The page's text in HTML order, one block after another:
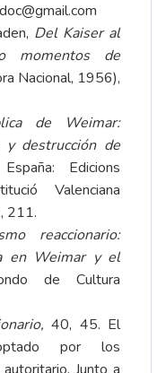
Del Kaiser al
momentos de
Nacional, 1956),
de Weimar:
y destrucción de
España: Edicions
Valenciana
211.
reaccionario:
en Weimar y el
de Cultura
40, 45. El
por los